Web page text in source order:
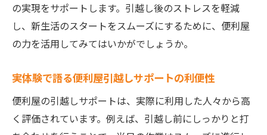
の実現をサポートします。引越し後のストレスを軽減
し、新生活のスタートをスムーズにするために、便利屋
の力を活用してみてはいかがでしょうか。
実体験で語る便利屋引越しサポートの利便性
便利屋の引越しサポートは、実際に利用した人々から高
く評価されています。例えば、引越し前にしっかりと打